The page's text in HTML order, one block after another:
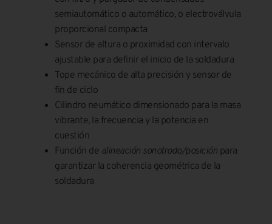
semiautomático o automático, o electroválvula
proporcional compacta
Sensor de altura o proximidad con intervalo
ajustable para definir el inicio de la soldadura
Tope mecánico de alta precisión y sensor de
fin de ciclo
Cilindro neumático dimensionado para la masa
vibrante, la frecuencia y la potencia en
cuestión
Función de alineación sonotrodo/posición para
garantizar la coherencia geométrica de la
soldadura